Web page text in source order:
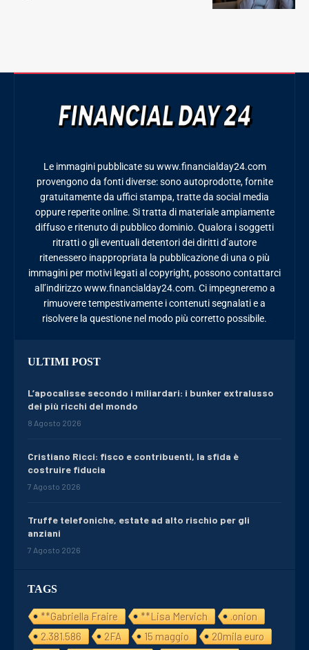
TAGS
**Gabriella Fraire **Lisa Mervich
.onion
2.381.586
2FA 15 maggio 20mila euro
Le immagini pubblicate su www.financialday24.com
provengono da fonti diverse: sono autoprodotte, fornite
gratuitamente da uffici stampa, tratte da social media
oppure reperite online. Si tratta di materiale ampiamente
diffuso e ritenuto di pubblico dominio. Qualora i soggetti
ritratti o gli eventuali detentori dei diritti d’autore
ritenessero inappropriata la pubblicazione di una o più
immagini per motivi legati al copyright, possono contattarci
all’indirizzo www.financialday24.com. Ci impegneremo a
rimuovere tempestivamente i contenuti segnalati e a
risolvere la questione nel modo più corretto possibile.
ULTIMI POST
L’apocalisse secondo i miliardari: i bunker extralusso
dei più ricchi del mondo
8 Agosto 2026
Cristiano Ricci: fisco e contribuenti, la sfida è
costruire fiducia
7 Agosto 2026
Truffe telefoniche, estate ad alto rischio per gli
anziani
7 Agosto 2026